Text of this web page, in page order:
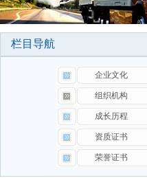
栏目导航
企业文化
组织机构
成长历程
资质证书
荣誉证书